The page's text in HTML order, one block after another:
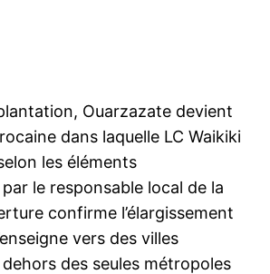
Ouarzazate devient
dans laquelle LC Waikiki
les éléments
le responsable local de la
confirme l’élargissement
vers des villes
des seules métropoles